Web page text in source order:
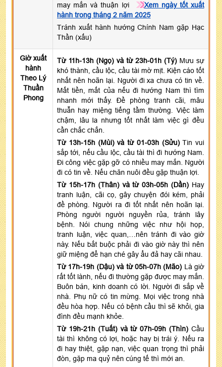
may mắn và thuận lợi
Xem ngày tốt xuất
hành trong tháng 2 năm 2025
Tránh xuất hành hướng Chính Nam gặp Hạc
Thần (xấu)
Giờ xuất
hành
Theo Lý
Thuần
Phong
Từ 11h-13h (Ngọ) và từ 23h-01h (Tý) Mưu sự
khó thành, cầu lộc, cầu tài mờ mịt. Kiện cáo tốt
nhất nên hoãn lại. Người đi xa chưa có tin về.
Mất tiền, mất của nếu đi hướng Nam thì tìm
nhanh mới thấy. Đề phòng tranh cãi, mâu
thuẫn hay miệng tiếng tầm thường. Việc làm
chậm, lâu la nhưng tốt nhất làm việc gì đều
cần chắc chắn.
Từ 13h-15h (Mùi) và từ 01-03h (Sửu) Tin vui
sắp tới, nếu cầu lộc, cầu tài thì đi hướng Nam.
Đi công việc gặp gỡ có nhiều may mắn. Người
đi có tin về. Nếu chăn nuôi đều gặp thuận lợi.
Từ 15h-17h (Thân) và từ 03h-05h (Dần) Hay
tranh luận, cãi cọ, gây chuyện đói kém, phải
đề phòng. Người ra đi tốt nhất nên hoãn lại.
Phòng người người nguyền rủa, tránh lây
bệnh. Nói chung những việc như hội họp,
tranh luận, việc quan,…nên tránh đi vào giờ
này. Nếu bắt buộc phải đi vào giờ này thì nên
giữ miệng để hạn ché gây ẩu đả hay cãi nhau.
Từ 17h-19h (Dậu) và từ 05h-07h (Mão) Là giờ
rất tốt lành, nếu đi thường gặp được may mắn.
Buôn bán, kinh doanh có lời. Người đi sắp về
nhà. Phụ nữ có tin mừng. Mọi việc trong nhà
đều hòa hợp. Nếu có bệnh cầu thì sẽ khỏi, gia
đình đều mạnh khỏe.
Từ 19h-21h (Tuất) và từ 07h-09h (Thìn) Cầu
tài thì không có lợi, hoặc hay bị trái ý. Nếu ra
đi hay thiệt, gặp nạn, việc quan trọng thì phải
đòn, gặp ma quỷ nên cúng tế thì mới an.